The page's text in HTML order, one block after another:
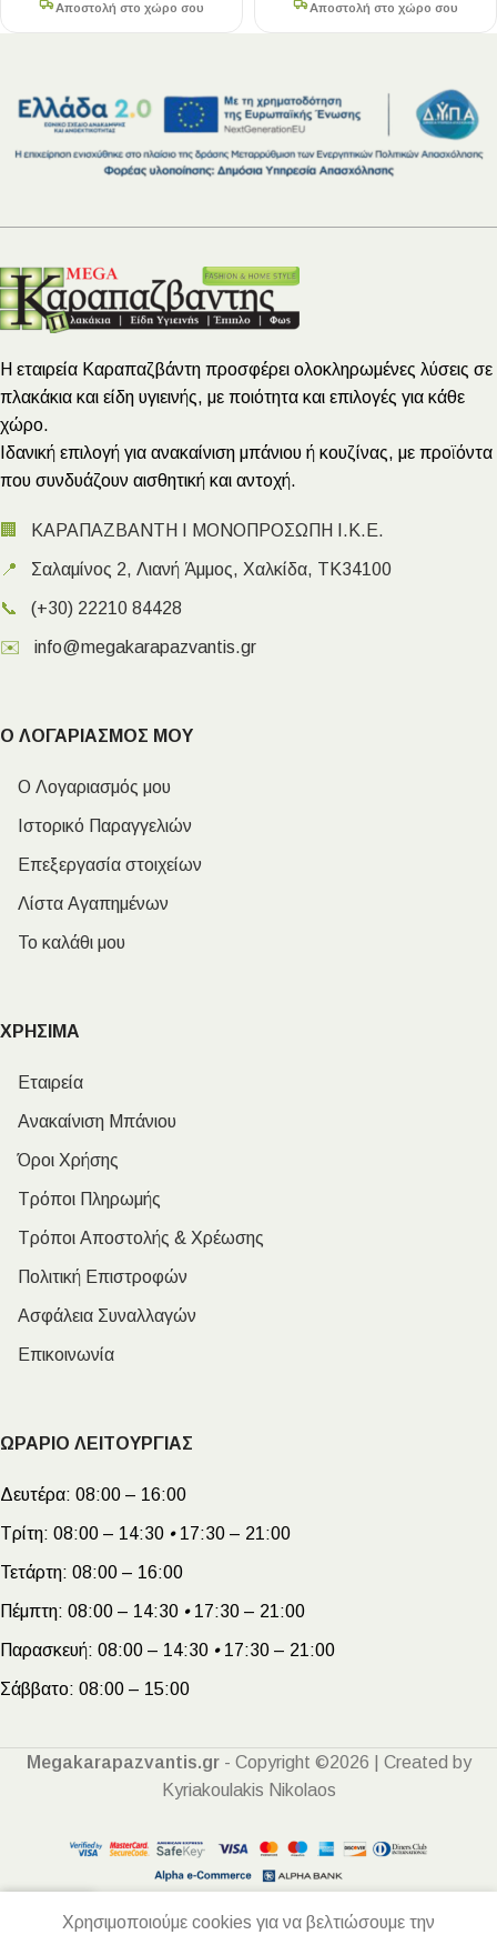
Αποστολή στο χώρο σου Αποστολή στο χώρο σου
Η εταιρεία Καραπαζβάντη προσφέρει ολοκληρωμένες λύσεις σε
πλακάκια και είδη υγιεινής, με ποιότητα και επιλογές για κάθε
χώρο.
Ιδανική επιλογή για ανακαίνιση μπάνιου ή κουζίνας, με προϊόντα
που συνδυάζουν αισθητική και αντοχή.
🏢 ΚΑΡΑΠΑΖΒΑΝΤΗ Ι ΜΟΝΟΠΡΟΣΩΠΗ Ι.Κ.Ε.
📍 Σαλαμίνος 2, Λιανή Άμμος, Χαλκίδα, ΤΚ34100
📞 (+30) 22210 84428
✉️ info@megakarapazvantis.gr
Ο ΛΟΓΑΡΙΑΣΜΟΣ ΜΟΥ
Ο Λογαριασμός μου
Ιστορικό Παραγγελιών
Επεξεργασία στοιχείων
Λίστα Αγαπημένων
Το καλάθι μου
ΧΡΗΣΙΜΑ
Εταιρεία
Ανακαίνιση Μπάνιου
Όροι Χρήσης
Τρόποι Πληρωμής
Τρόποι Αποστολής & Χρέωσης
Πολιτική Επιστροφών
Ασφάλεια Συναλλαγών
Επικοινωνία
ΩΡΑΡΙΟ ΛΕΙΤΟΥΡΓΙΑΣ
Δευτέρα: 08:00 – 16:00
Τρίτη: 08:00 – 14:30 •17:30 – 21:00
Τετάρτη: 08:00 – 16:00
Πέμπτη: 08:00 – 14:30 •17:30 – 21:00
Παρασκευή: 08:00 – 14:30 •17:30 – 21:00
Σάββατο: 08:00 – 15:00
Megakarapazvantis.gr- Copyright ©2026 | Created by
Kyriakoulakis Nikolaos
Χρησιμοποιούμε cookies για να βελτιώσουμε την